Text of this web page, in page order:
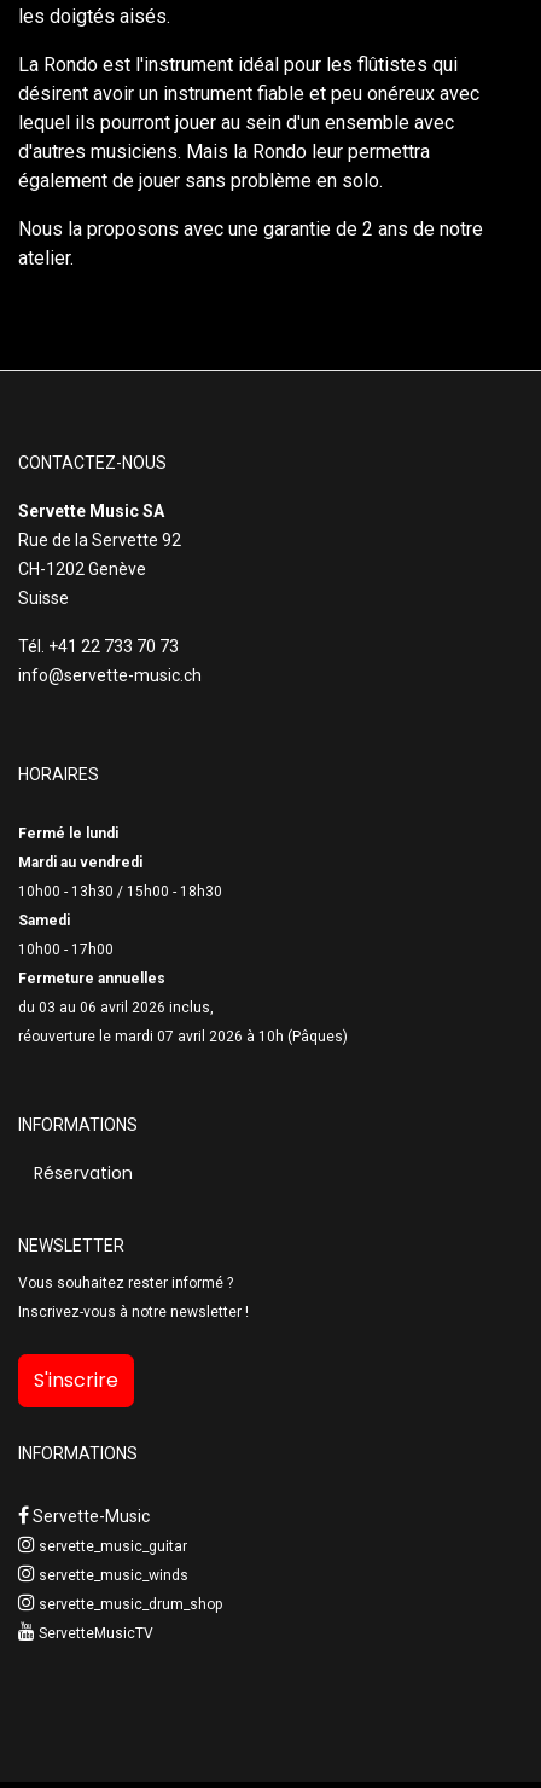
les doigtés aisés.
La Rondo est l'instrument idéal pour les flûtistes qui
désirent avoir un instrument fiable et peu onéreux avec
lequel ils pourront jouer au sein d'un ensemble avec
d'autres musiciens. Mais la Rondo leur permettra
également de jouer sans problème en solo.
Nous la proposons avec une garantie de 2 ans de notre
atelier.
CONTACTEZ-NOUS
Servette Music SA
Rue de la Servette 92
CH-1202 Genève
Suisse
Tél. +41 22 733 70 73
info@servette-music.ch
HORAIRES
Fermé le lundi
Mardi au vendredi
10h00 - 13h30 / 15h00 - 18h30
Samedi
10h00 - 17h00
Fermeture annuelles
du 03 au 06 avril 2026 inclus,
réouverture le mardi 07 avril 2026 à 10h (Pâques)
INFORMATIONS
Réservation
NEWSLETTER
Vous souhaitez rester informé ?
Inscrivez-vous à notre newsletter !
S'inscrire
INFORMATIONS
Servette-Music
servette_music_guitar
servette_music_winds
servette_music_drum_shop
ServetteMusicTV